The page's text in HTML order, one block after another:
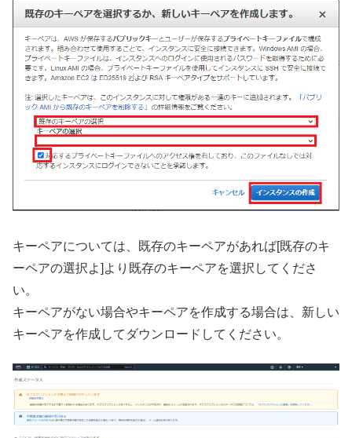
キーペアについては、既存のキーペアがあれば[既存のキ
ーペアの選択よ]より既存のキーペアを選択してくださ
い。
キーペアがない場合やキーペアを作成する場合は、新しい
キーペアを作成してダウンロードしてください。